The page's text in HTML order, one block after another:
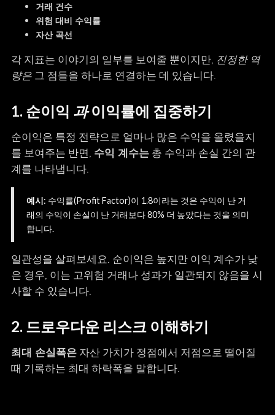
거래 건수
위험 대비 수익률
자산 곡선
각 지표는 이야기의 일부를 보여줄 뿐이지만, 진정한 역
량은그 점들을 하나로 연결하는 데 있습니다.
1. 순이익 과이익률에 집중하기
순이익은 특정 전략으로 얼마나 많은 수익을 올렸을지
를 보여주는 반면, 수익 계수는총 수익과 손실 간의 관
계를 나타냅니다.
예시: 수익률(Profit Factor)이 1.8이라는 것은 수익이 난 거
래의 수익이 손실이 난 거래보다 80% 더 높았다는 것을 의미
합니다.
일관성을 살펴보세요. 순이익은 높지만 이익 계수가 낮
은 경우, 이는 고위험 거래나 성과가 일관되지 않음을 시
사할 수 있습니다.
2. 드로우다운 리스크 이해하기
최대 손실폭은자산 가치가 정점에서 저점으로 떨어질
때 기록하는 최대 하락폭을 말합니다.